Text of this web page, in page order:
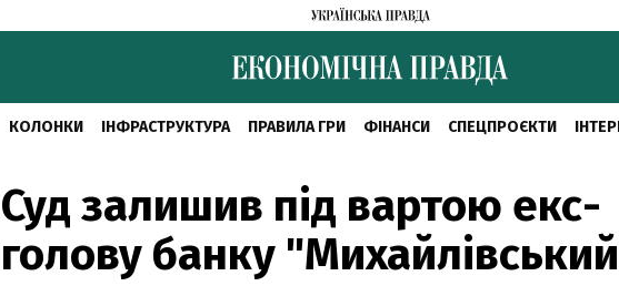
КОЛОНКИ ІНФРАСТРУКТУРА ПРАВИЛА ГРИ ФІНАНСИ СПЕЦПРОЄКТИ
Суд залишив під вартою екс-
голову банку